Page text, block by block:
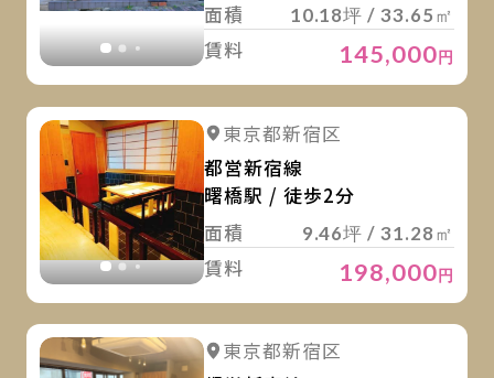
面積
10.18坪 / 33.65㎡
賃料 145,000円
詳細を見る
東京都新宿区
都営新宿線
曙橋駅 / 徒歩2分
面積
9.46坪 / 31.28㎡
賃料 198,000円
詳細を見る
東京都新宿区